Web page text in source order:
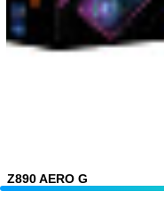
Z890 AERO G